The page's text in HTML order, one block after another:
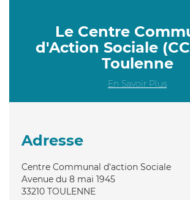
Le Centre
d'Action Sociale
Toulenne
En Savoir Plus
Adresse
Centre Communal d'action Sociale
Avenue du 8 mai 1945
33210 TOULENNE